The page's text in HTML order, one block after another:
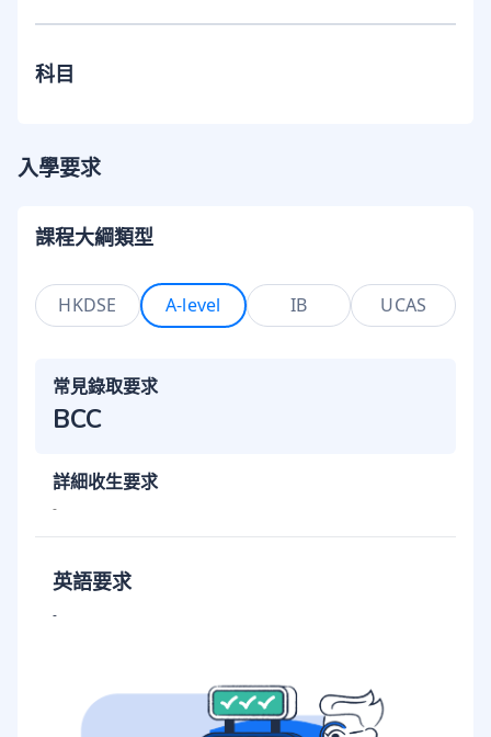
科目
入學要求
課程大綱類型
HKDSE A-level IB UCAS
常見錄取要求
BCC
詳細收生要求
-
英語要求
-